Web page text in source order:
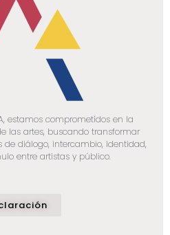
estamos comprometidos en la
las artes, buscando transformar
de diálogo, intercambio, identidad,
entre artistas y público.